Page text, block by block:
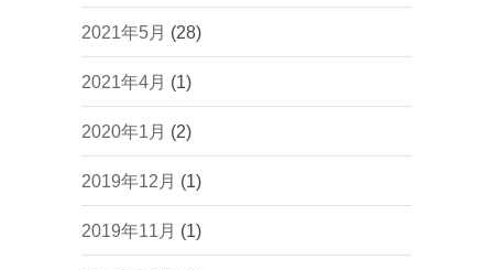
2021年5月 (28)
2021年4月 (1)
2020年1月 (2)
2019年12月 (1)
2019年11月 (1)